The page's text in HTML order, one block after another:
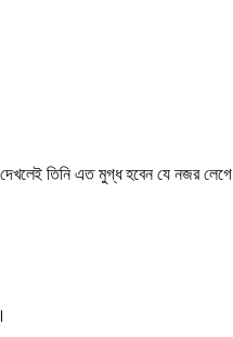
তিনি এত মুগ্ধ হবেন যে নজর লেগে